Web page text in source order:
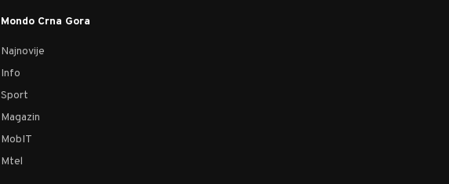
Mondo Crna Gora
Najnovije
Info
Sport
Magazin
MobIT
Mtel